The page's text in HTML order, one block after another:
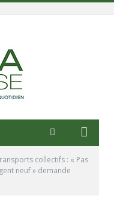
collectifs : « Pas
neuf » demande